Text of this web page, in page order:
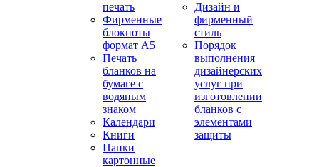
печать
Фирменные
блокноты
формат А5
Печать
бланков на
бумаге с
водяным
знаком
Календари
Книги
Папки
картонные
Дизайн и
фирменный
стиль
Порядок
выполнения
дизайнерских
услуг при
изготовлении
бланков с
элементами
защиты